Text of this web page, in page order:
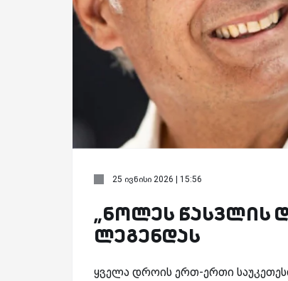
25 ივნისი 2026 | 15:56
„ნოლეს წასვლის
ლეგენდას
ყველა დროის ერთ-ერთი